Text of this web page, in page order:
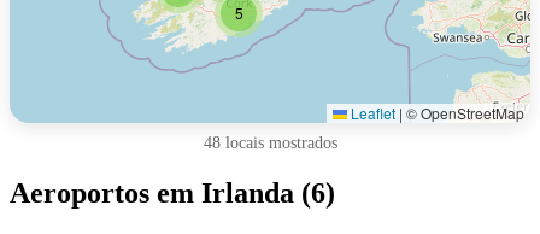
5
Leaflet | © OpenStreetMap
48 locais mostrados
Aeroportos em Irlanda (6)